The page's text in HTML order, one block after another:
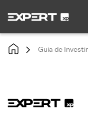
Guia de